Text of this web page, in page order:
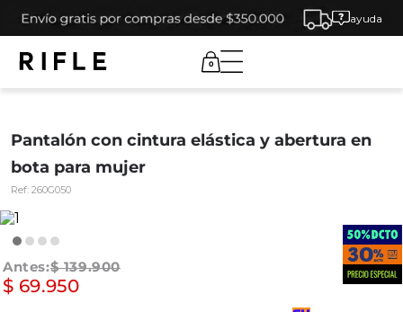
ayuda
0
Pantalón con cintura elástica y abertura en
bota para mujer
Ref: 260G050
$ 139.900
$ 69.950